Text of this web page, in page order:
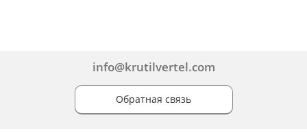
info@krutilvertel.com
Обратная связь